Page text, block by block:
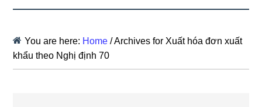
You are here: Home /Archives for Xuất hóa đơn xuất
khẩu theo Nghị định 70